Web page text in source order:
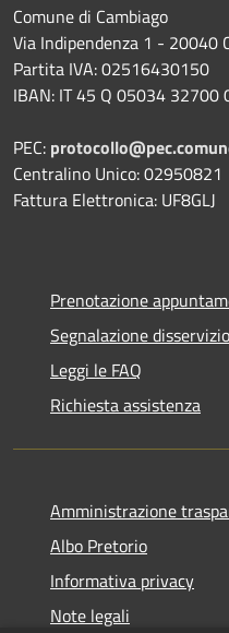
Comune di Cambiago
Via Indipendenza 1 - 20040
Partita IVA: 02516430150
IBAN: IT 45 Q 05034
PEC:
Centralino Unico: 02950821
Fattura Elettronica: UF8GLJ
Prenotazione
Segnalazione disservizio
Leggi le FAQ
Richiesta assistenza
Amministrazione
Albo Pretorio
Informativa privacy
Note legali